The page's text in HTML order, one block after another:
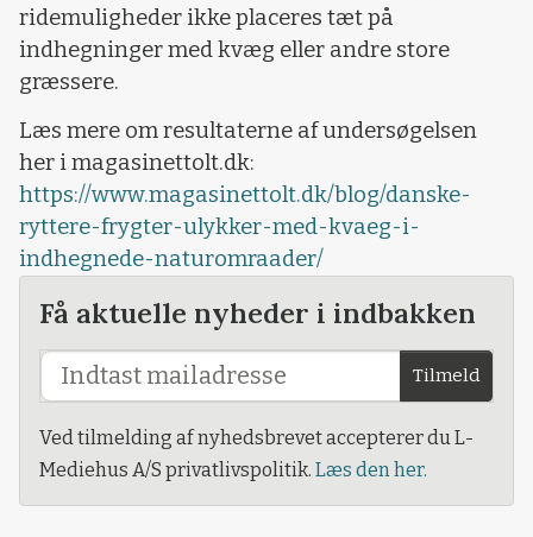
ridemuligheder ikke placeres tæt på
indhegninger med kvæg eller andre store
græssere.
Læs mere om resultaterne af undersøgelsen
her i magasinettolt.dk:
https://www.magasinettolt.dk/blog/danske-
ryttere-frygter-ulykker-med-kvaeg-i-
indhegnede-naturomraader/
Få aktuelle nyheder i indbakken
Tilmeld
Ved tilmelding af nyhedsbrevet accepterer du L-
Mediehus A/S privatlivspolitik. Læs den her.